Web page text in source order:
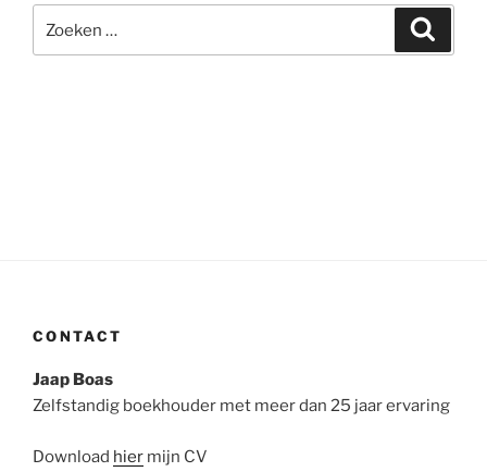
naar:
CONTACT
Jaap Boas
Zelfstandig boekhouder met meer dan 25 jaar ervaring
Download hier mijn CV